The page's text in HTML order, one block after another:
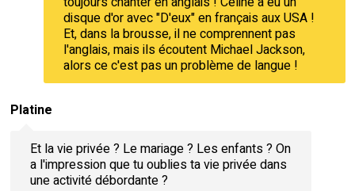
disque d'or avec "D'eux" en français aux USA !
Et, dans la brousse, il ne comprennent pas
l'anglais, mais ils écoutent Michael Jackson,
alors ce c'est pas un problème de langue !
Platine
Et la vie privée ? Le mariage ? Les enfants ? On
a l'impression que tu oublies ta vie privée dans
une activité débordante ?